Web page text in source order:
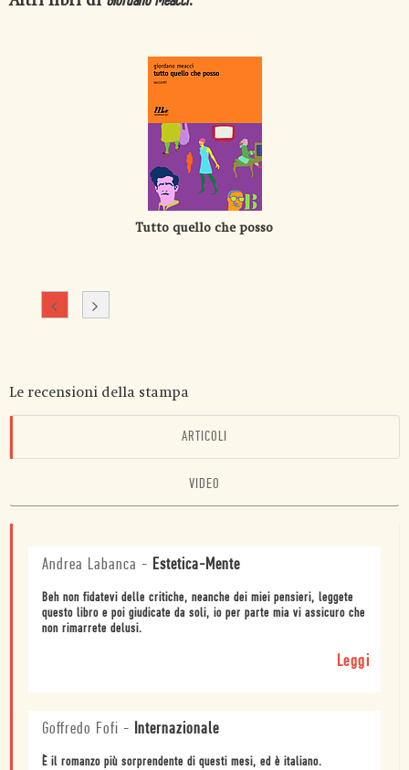
Tutto quello che posso
Le recensioni della stampa
ARTICOLI
VIDEO
Andrea Labanca - Estetica-Mente
Beh non fidatevi delle critiche, neanche dei miei pensieri, leggete
questo libro e poi giudicate da soli, io per parte mia vi assicuro che
non rimarrete delusi.
Leggi
Goffredo Fofi - Internazionale
È il romanzo più sorprendente di questi mesi, ed è italiano.